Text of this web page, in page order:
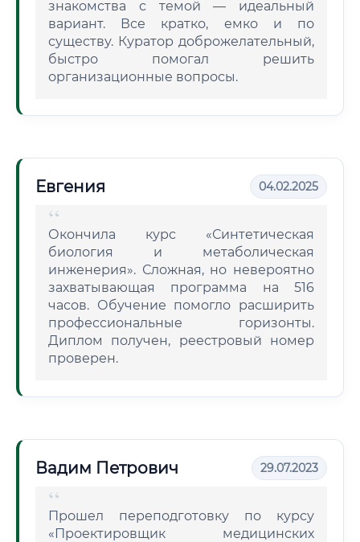
знакомства с темой — идеальный
вариант. Все кратко, емко и по
существу. Куратор доброжелательный,
быстро помогал решить
организационные вопросы.
Евгения 04.02.2025
Окончила курс «Синтетическая
биология и метаболическая
инженерия». Сложная, но невероятно
захватывающая программа на 516
часов. Обучение помогло расширить
профессиональные горизонты.
Диплом получен, реестровый номер
проверен.
Вадим Петрович 29.07.2023
Прошел переподготовку по курсу
«Проектировщик медицинских